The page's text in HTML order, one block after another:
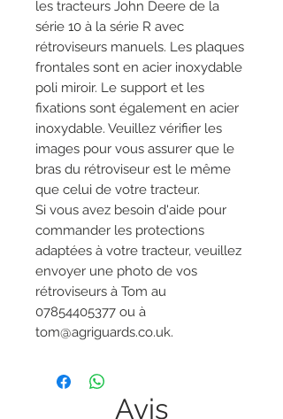
les tracteurs John Deere de la
série 10 à la série R avec
rétroviseurs manuels. Les plaques
frontales sont en acier inoxydable
poli miroir. Le support et les
fixations sont également en acier
inoxydable. Veuillez vérifier les
images pour vous assurer que le
bras du rétroviseur est le même
que celui de votre tracteur.
Si vous avez besoin d'aide pour
commander les protections
adaptées à votre tracteur, veuillez
envoyer une photo de vos
rétroviseurs à Tom au
07854405377 ou à
tom@agriguards.co.uk.
Avis